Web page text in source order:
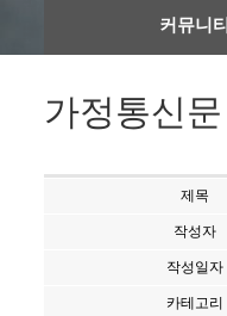
커뮤니티
가정통신문
제목
작성자
작성일자
카테고리